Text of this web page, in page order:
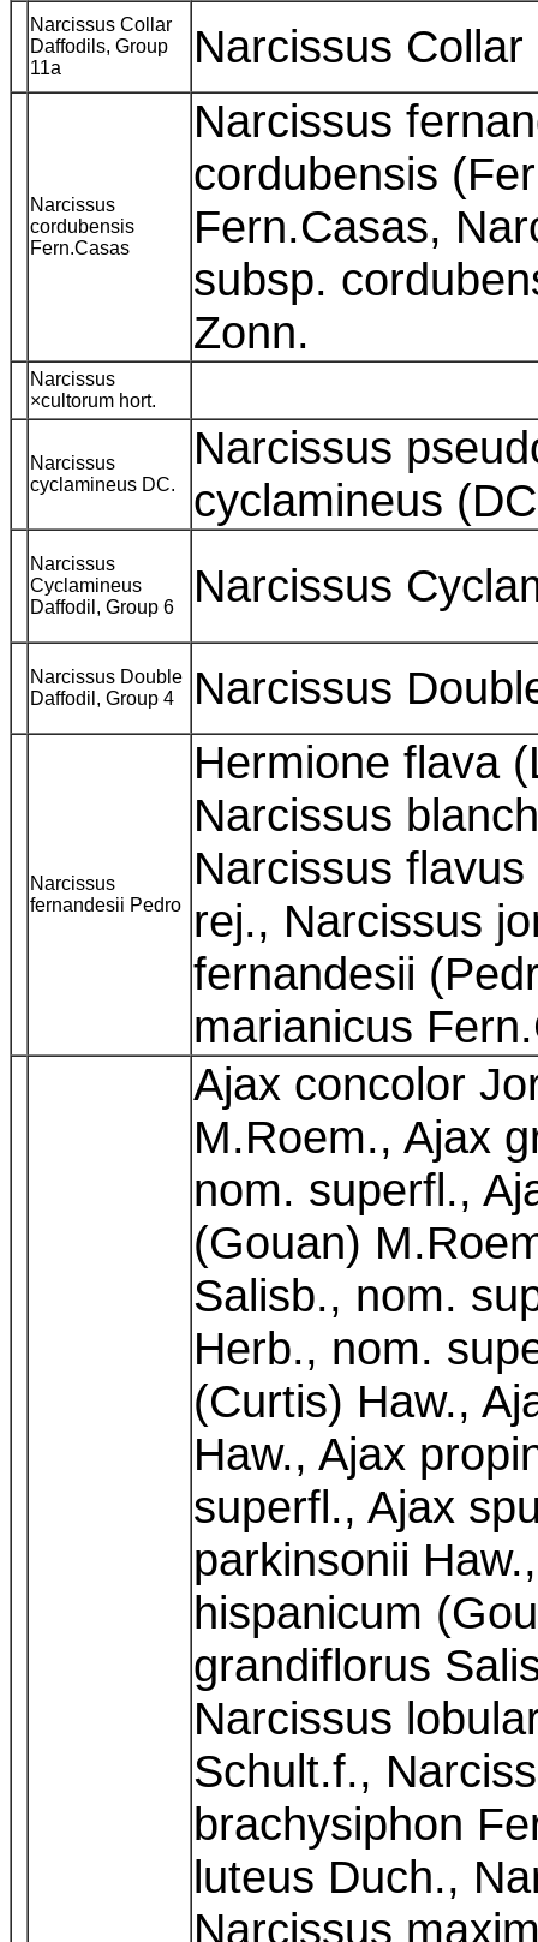
Narcissus Collar
Daffodils, Group
11a
Narcissus
Narcissus
cordubensis
Fern.Casas
Narcissus
cordubensis
Fern.Casas,
subsp.
Zonn.
Narcissus
×cultorum hort.
Narcissus
cyclamineus DC.
Narcissus
cyclamineus
Narcissus
Cyclamineus
Daffodil, Group 6
Narcissus
Narcissus Double
Daffodil, Group 4
Narcissus
Narcissus
fernandesii Pedro
Hermione flava
Narcissus
Narcissus
rej., Narcissus
fernandesii
marianicus
Ajax concolor
M.Roem., Ajax
nom. superfl.,
(Gouan)
Salisb., nom.
Herb., nom.
(Curtis) Haw.,
Haw., Ajax
superfl., Ajax
parkinsonii
hispanicum
grandiflorus
Narcissus
Schult.f.,
brachysiphon
luteus Duch.,
Narcissus